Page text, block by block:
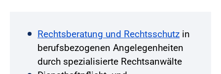
Rechtsberatung und Rechtsschutz in
berufsbezogenen Angelegenheiten
durch spezialisierte Rechtsanwälte